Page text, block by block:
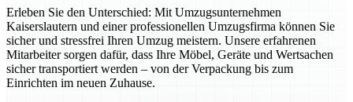
Erleben Sie den Unterschied: Mit Umzugsunternehmen
Kaiserslautern und einer professionellen Umzugsfirma können Sie
sicher und stressfrei Ihren Umzug meistern. Unsere erfahrenen
Mitarbeiter sorgen dafür, dass Ihre Möbel, Geräte und Wertsachen
sicher transportiert werden – von der Verpackung bis zum
Einrichten im neuen Zuhause.